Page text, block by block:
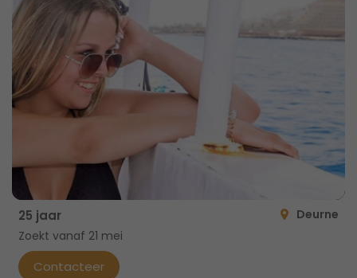
25 jaar
Deurne
Zoekt vanaf 21 mei
Contacteer